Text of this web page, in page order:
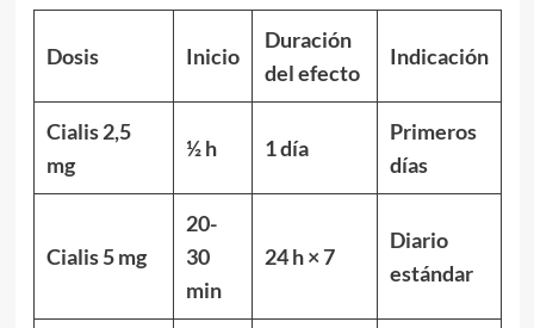
Dosis Inicio
Duración
del efecto
Indicación
Cialis 2,5
mg
½ h 1 día
Primeros
días
Cialis 5 mg
20-
30
min
24 h × 7
Diario
estándar